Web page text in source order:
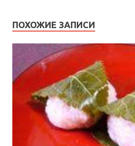
ПОХОЖИЕ ЗАПИСИ